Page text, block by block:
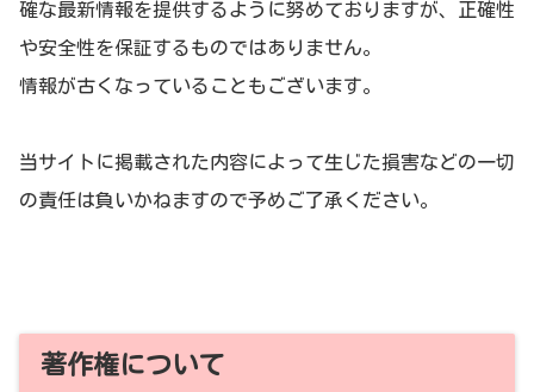
確な最新情報を提供するように努めておりますが、正確性
や安全性を保証するものではありません。
情報が古くなっていることもございます。
当サイトに掲載された内容によって生じた損害などの一切
の責任は負いかねますので予めご了承ください。
著作権について